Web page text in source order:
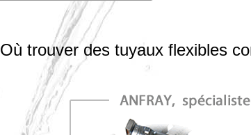
Où trouver des tuyaux flexibles